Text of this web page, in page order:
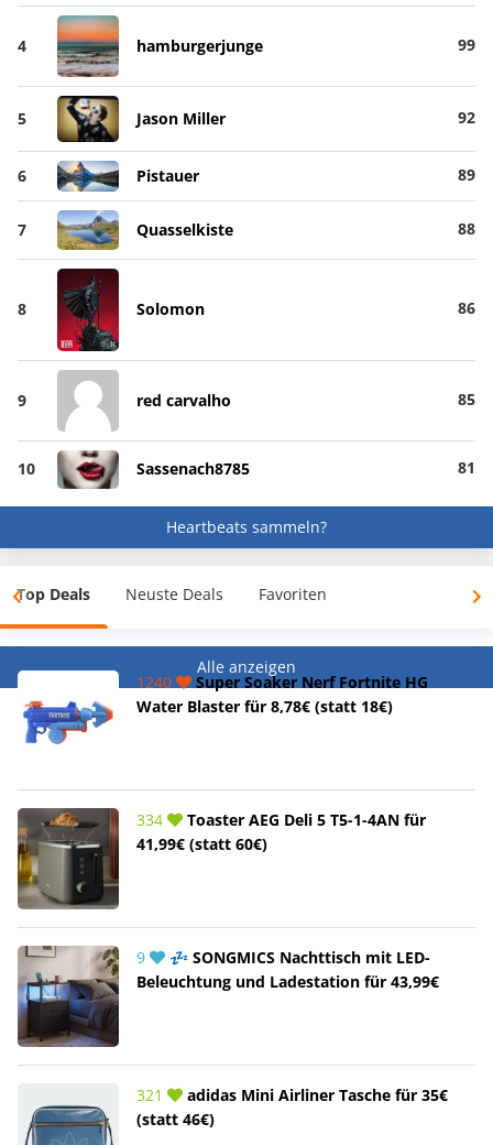
4 hamburgerjunge 99
5 Jason Miller 92
6 Pistauer 89
7 Quasselkiste 88
8 Solomon 86
9 red carvalho 85
10 Sassenach8785 81
Heartbeats sammeln?
Top Deals Neuste Deals Favoriten
Alle anzeigen
1240
Super Soaker Nerf Fortnite HG
Water Blaster für 8,78€ (statt 18€)
334
Toaster AEG Deli 5 T5-1-4AN für
41,99€ (statt 60€)
9
💤 SONGMICS Nachttisch mit LED-
Beleuchtung und Ladestation für 43,99€
321
adidas Mini Airliner Tasche für 35€
(statt 46€)